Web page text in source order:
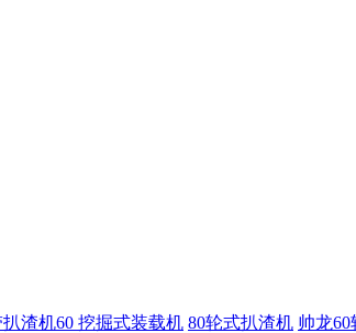
渣机60 挖掘式装载机 80轮式扒渣机 帅龙